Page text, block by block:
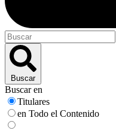
Buscar
Buscar en
Titulares
en Todo el Contenido